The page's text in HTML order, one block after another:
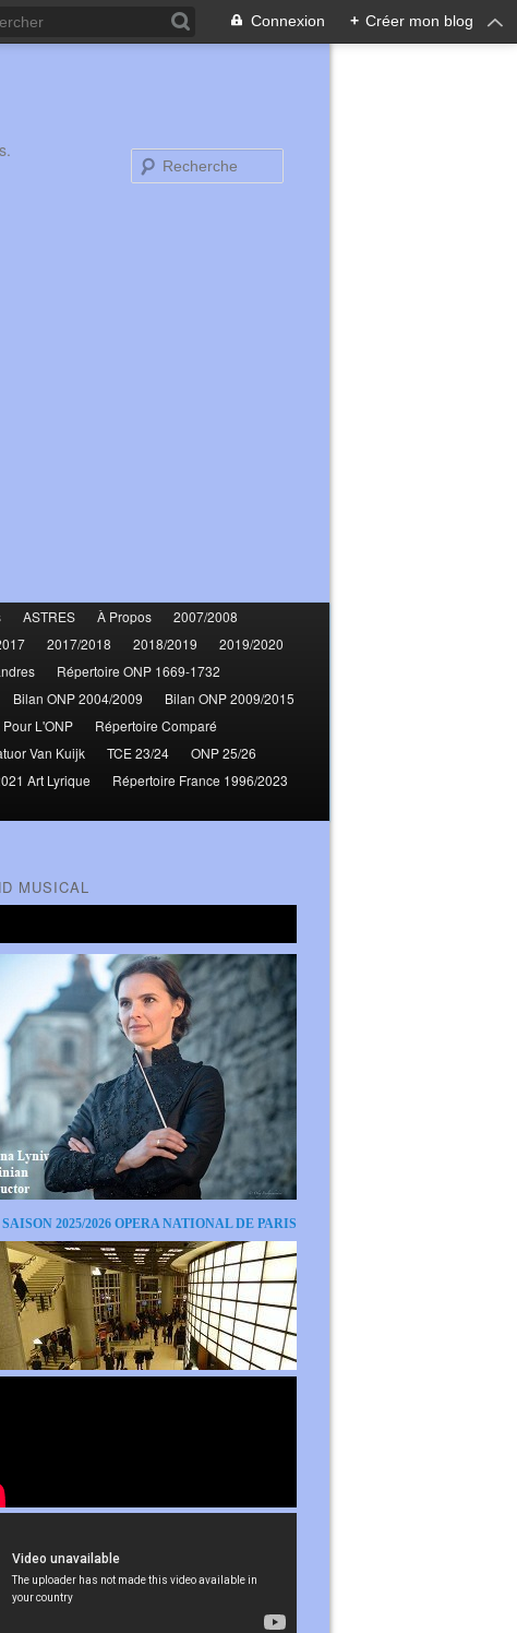
Connexion + Créer mon blog
ASTRES À Propos
2007/2008
2017/2018 2018/2019
2019/2020
Répertoire ONP 1669-1732
Bilan ONP 2004/2009
Bilan ONP 2009/2015
L'ONP
Répertoire Comparé
Van Kuijk TCE 23/24
ONP 25/26
Art Lyrique
Répertoire France 1996/2023
MUSICAL
SAISON 2025/2026 OPERA NATIONAL DE PARIS